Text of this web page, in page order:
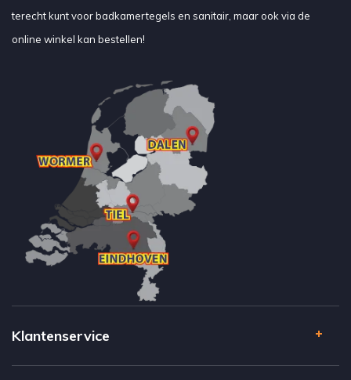
terecht kunt voor badkamertegels en sanitair, maar ook via de
online winkel kan bestellen!
Klantenservice